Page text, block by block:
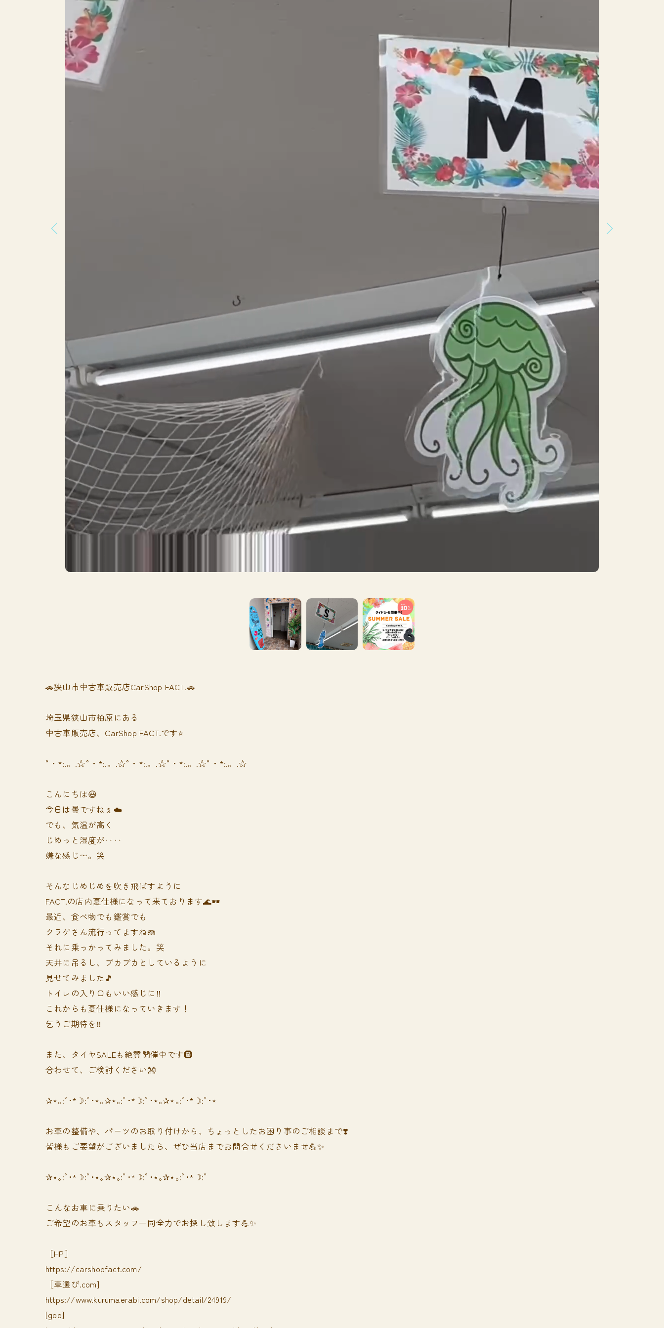
🚗狭山市中古車販売店CarShop FACT.🚗
埼玉県狭山市柏原にある
中古車販売店、CarShop FACT.です⭐️
°・*:.。.☆°・*:.。.☆°・*:.。.☆°・*:.。.☆°・*:.。.☆
こんにちは😃
今日は曇ですねぇ☁️
でも、気温が高く
じめっと湿度が‥‥
嫌な感じ〜。笑
そんなじめじめを吹き飛ばすように
FACT.の店内夏仕様になって来ております🌊🕶️
最近、食べ物でも鑑賞でも
クラゲさん流行ってますね🪼
それに乗っかってみました。笑
天井に吊るし、プカプカとしているように
見せてみました🎵
トイレの入り口もいい感じに‼️
これからも夏仕様になっていきます！
乞うご期待を‼️
また、タイヤSALEも絶賛開催中です🛞
合わせて、ご検討ください👐
✰⋆｡:ﾟ･*☽:ﾟ･⋆｡✰⋆｡:ﾟ･*☽:ﾟ･⋆｡✰⋆｡:ﾟ･*☽:ﾟ･⋆
お車の整備や、パーツのお取り付けから、ちょっとしたお困り事のご相談まで❣️
皆様もご要望がございましたら、ぜひ当店までお問合せくださいませ💪✨
✰⋆｡:ﾟ･*☽:ﾟ･⋆｡✰⋆｡:ﾟ･*☽:ﾟ･⋆｡✰⋆｡:ﾟ･*☽:ﾟ
⁡⁡⁡こんなお車に乗りたい🚗
ご希望のお車もスタッフ一同全力でお探し致します💪✨
［HP］
https://carshopfact.com/
［車選び.com]
https://www.kurumaerabi.com/shop/detail/24919/
[goo]